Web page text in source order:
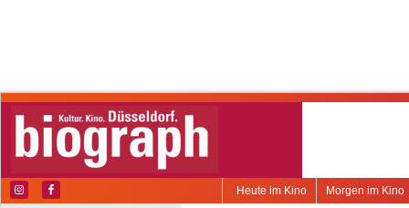
Morgen im Kino
Heute im Kino